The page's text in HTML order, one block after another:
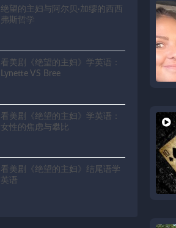
绝望的主妇与阿尔贝·加缪的西西
弗斯哲学
看美剧《绝望的主妇》学英语：
Lynette VS Bree
看美剧《绝望的主妇》学英语：
女性的焦虑与攀比
看美剧《绝望的主妇》结尾语学
英语